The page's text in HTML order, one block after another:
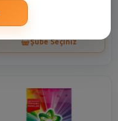
Şube Seçiniz